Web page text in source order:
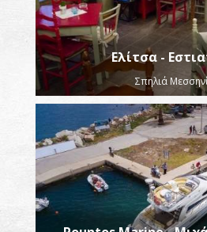
Ελίτσα -
Σπηλιά